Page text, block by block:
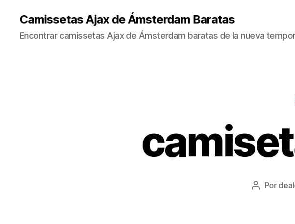
Camissetas Ajax de Ámsterdam Baratas
Encontrar camissetas Ajax de Ámsterdam baratas de la nueva
Autor
Por